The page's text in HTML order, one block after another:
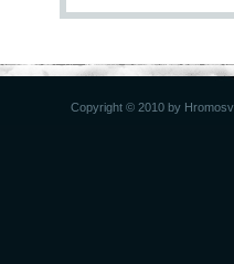
Copyright © 2010 by